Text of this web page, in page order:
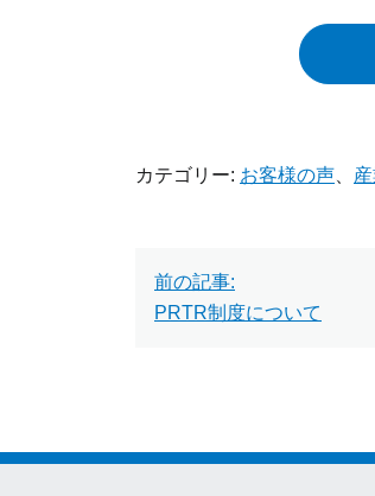
カテゴリー: お客様の声
稿
前の記事:
PRTR制度について